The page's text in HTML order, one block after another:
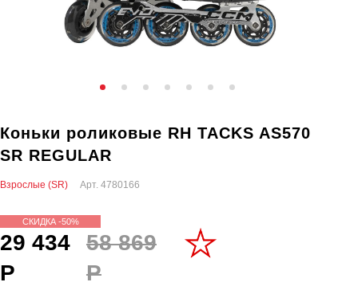
Коньки роликовые RH TACKS AS570
SR REGULAR
Взрослые (SR) Арт. 4780166
СКИДКА -50%
29 434
Р
58 869
Р